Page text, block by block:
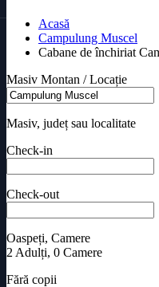
Acasă
Campulung Muscel
Cabane de închiriat
Masiv Montan / Locație
Masiv, județ sau localitate
Check-in
Check-out
Oaspeți, Camere
2 Adulți, 0 Camere
Fără copii